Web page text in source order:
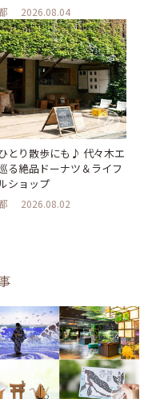
2026.08.04
とり散歩にも♪ 代々木エ
る絶品ドーナツ＆ライフ
ショップ
2026.08.02